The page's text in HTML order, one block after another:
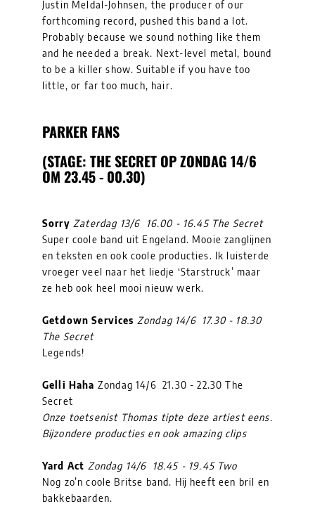
Justin Meldal-Johnsen, the producer of our
forthcoming record, pushed this band a lot.
Probably because we sound nothing like them
and he needed a break. Next-level metal, bound
to be a killer show. Suitable if you have too
little, or far too much, hair.
PARKER FANS
(STAGE: THE SECRET OP ZONDAG 14/6
OM 23.45 - 00.30)
Sorry Zaterdag 13/6 16.00 - 16.45 The Secret
Super coole band uit Engeland. Mooie zanglijnen
en teksten en ook coole producties. Ik luisterde
vroeger veel naar het liedje ‘Starstruck’ maar
ze heb ook heel mooi nieuw werk.
Getdown Services Zondag 14/6 17.30 - 18.30
The Secret
Legends!
Gelli Haha Zondag 14/6 21.30 - 22.30 The
Secret
Onze toetsenist Thomas tipte deze artiest eens.
Bijzondere producties en ook amazing clips
Yard Act Zondag 14/6 18.45 - 19.45 Two
Nog zo’n coole Britse band. Hij heeft een bril en
bakkebaarden.